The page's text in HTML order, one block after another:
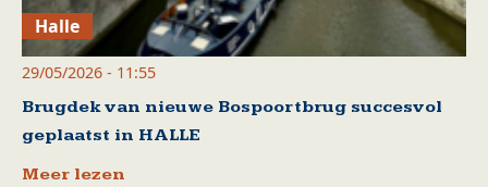
Halle
29/05/2026 - 11:55
Brugdek van nieuwe Bospoortbrug succesvol
geplaatst in HALLE
Meer lezen